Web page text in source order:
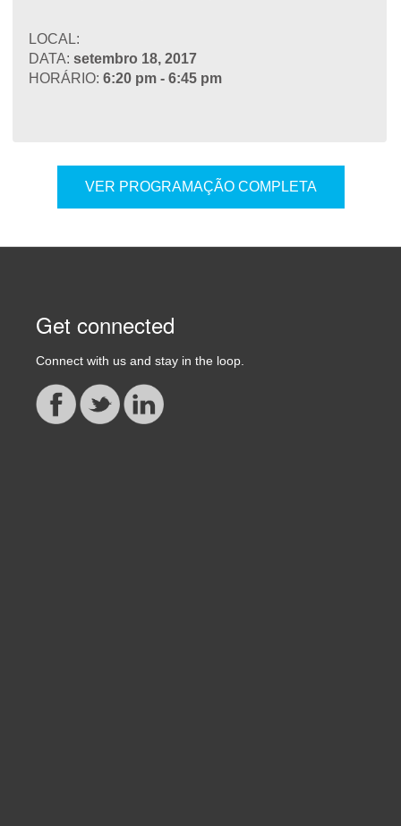
LOCAL:
DATA: setembro 18, 2017
HORÁRIO: 6:20 pm - 6:45 pm
VER PROGRAMAÇÃO COMPLETA
Get connected
Connect with us and stay in the loop.